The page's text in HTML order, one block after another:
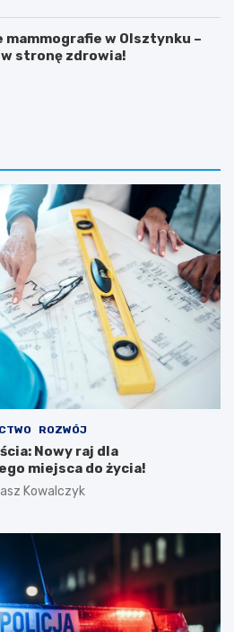
mammografie w Olsztynku –
stronę zdrowia!
ROZWÓJ
Nowy raj dla
miejsca do życia!
Kowalczyk